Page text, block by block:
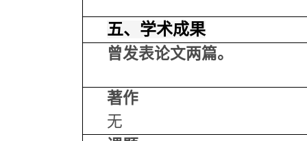
五、学术成果
曾发表论文两篇。
著作
无